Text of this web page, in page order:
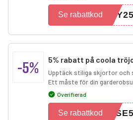
DY25
Se rabattkod
-5% 5% rabatt på coola
Upptäck stiliga skjortor och
Ett måste för din
Overifierad
WSE5
Se rabattkod